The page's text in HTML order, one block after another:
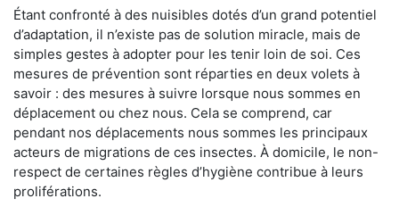
Étant confronté à des nuisibles dotés d’un grand potentiel
d’adaptation, il n’existe pas de solution miracle, mais de
simples gestes à adopter pour les tenir loin de soi. Ces
mesures de prévention sont réparties en deux volets à
savoir : des mesures à suivre lorsque nous sommes en
déplacement ou chez nous. Cela se comprend, car
pendant nos déplacements nous sommes les principaux
acteurs de migrations de ces insectes. À domicile, le non-
respect de certaines règles d’hygiène contribue à leurs
proliférations.